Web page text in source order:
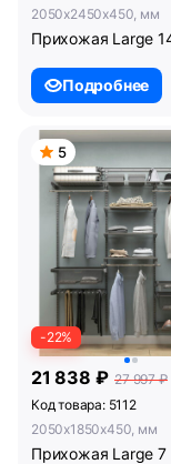
2050x2450x450, мм
Прихожая Large
Подробнее
5
-22%
21 838 ₽ 27 997 ₽
Код товара: 5112
2050x1850x450, мм
Прихожая Large 7